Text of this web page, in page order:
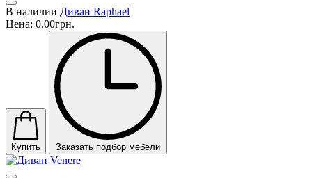
В наличии Диван Raphael
Цена: 0.00грн.
Купить Заказать подбор мебели